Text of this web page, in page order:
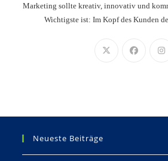
Marketing sollte kreativ, innovativ und
Wichtigste ist: Im Kopf des Kunden
Neueste Beiträge